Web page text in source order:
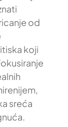
od
koji
sreća